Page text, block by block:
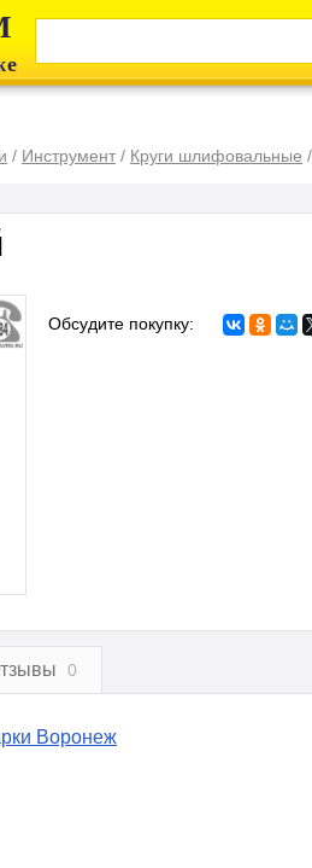
/ Инструмент / Круги шлифовальные /
Обсудите покупку:
0
Воронеж